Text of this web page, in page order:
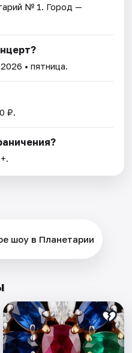
№ 1. Город —
• пятница.
₽.
шоу в Планетарии